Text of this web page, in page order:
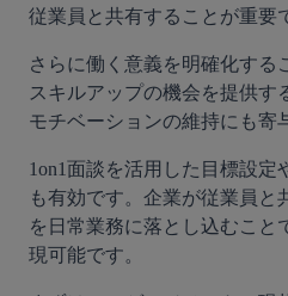
従業員と共有することが重要
さらに働く意義を明確化する
スキルアップの機会を提供す
モチベーションの維持にも寄
1on1面談を活用した目標設
も有効です。企業が従業員
を日常業務に落とし込むこと
現可能です。